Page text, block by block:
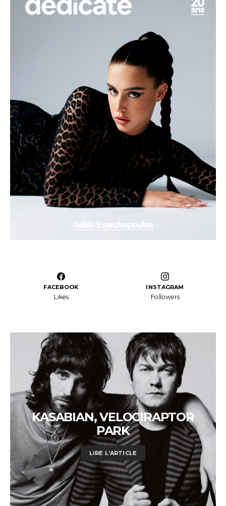
FACEBOOK
Likes
INSTAGRAM
Followers
KASABIAN, VELOCIRAPTOR
PARK
LIRE L'ARTICLE